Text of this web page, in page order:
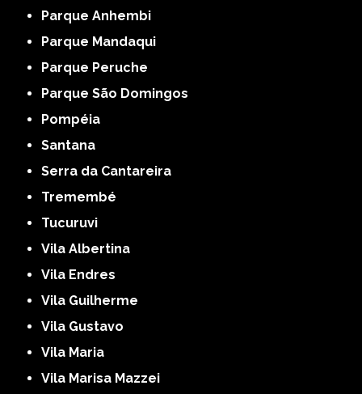
Parque Anhembi
Parque Mandaqui
Parque Peruche
Parque São Domingos
Pompéia
Santana
Serra da Cantareira
Tremembé
Tucuruvi
Vila Albertina
Vila Endres
Vila Guilherme
Vila Gustavo
Vila Maria
Vila Marisa Mazzei